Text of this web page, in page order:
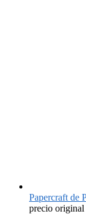
Papercraft de
precio original